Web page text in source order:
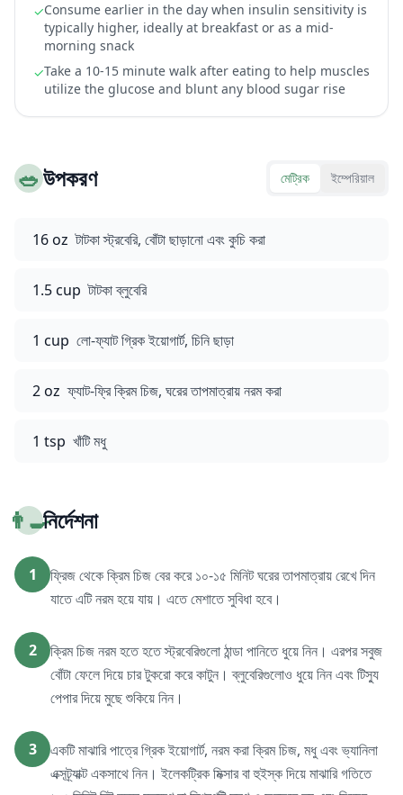
✓Consume earlier in the day when insulin sensitivity is
typically higher, ideally at breakfast or as a mid-
morning snack
✓Take a 10-15 minute walk after eating to help muscles
utilize the glucose and blunt any blood sugar rise
🥗উপকরণ মেট্রিক ইম্পেরিয়াল
16 oz টাটকা স্ট্রবেরি, বোঁটা ছাড়ানো এবং কুচি করা
1.5 cup টাটকা ব্লুবেরি
1 cup লো-ফ্যাট গ্রিক ইয়োগার্ট, চিনি ছাড়া
2 oz ফ্যাট-ফ্রি ক্রিম চিজ, ঘরের তাপমাত্রায় নরম করা
1 tsp খাঁটি মধু
👨‍🍳নির্দেশনা
1
ফ্রিজ থেকে ক্রিম চিজ বের করে ১০-১৫ মিনিট ঘরের তাপমাত্রায় রেখে দিন
যাতে এটি নরম হয়ে যায়। এতে মেশাতে সুবিধা হবে।
2
ক্রিম চিজ নরম হতে হতে স্ট্রবেরিগুলো ঠান্ডা পানিতে ধুয়ে নিন। এরপর সবুজ
বোঁটা ফেলে দিয়ে চার টুকরো করে কাটুন। ব্লুবেরিগুলোও ধুয়ে নিন এবং টিস্যু
পেপার দিয়ে মুছে শুকিয়ে নিন।
3
একটি মাঝারি পাত্রে গ্রিক ইয়োগার্ট, নরম করা ক্রিম চিজ, মধু এবং ভ্যানিলা
এক্সট্র্যাক্ট একসাথে নিন। ইলেকট্রিক মিক্সার বা হুইস্ক দিয়ে মাঝারি গতিতে